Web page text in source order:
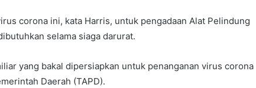
corona ini, kata Harris, untuk pengadaan Alat Pelindung
selama siaga darurat.
yang bakal dipersiapkan untuk penanganan virus corona
Daerah (TAPD).